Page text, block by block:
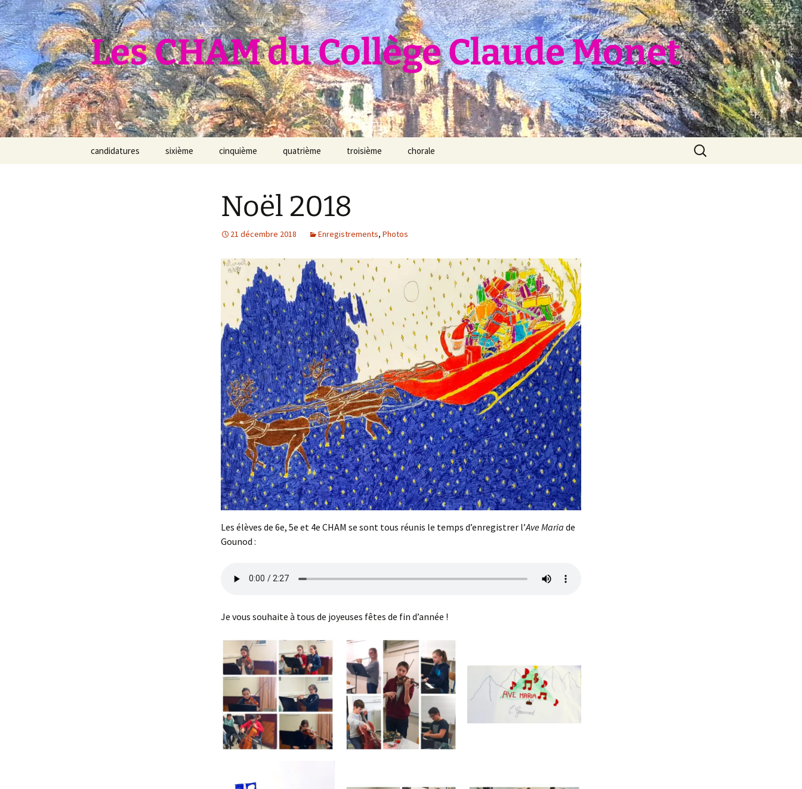
Aller
au
contenu
Les CHAM du Collège Claude Monet
candidatures sixième cinquième quatrième troisième chorale
Rechercher :
Noël 2018
21 décembre 2018 Enregistrements, Photos
Les élèves de 6e, 5e et 4e CHAM se sont tous réunis le temps d’enregistrer l’Ave Maria de
Gounod :
Je vous souhaite à tous de joyeuses fêtes de fin d’année !